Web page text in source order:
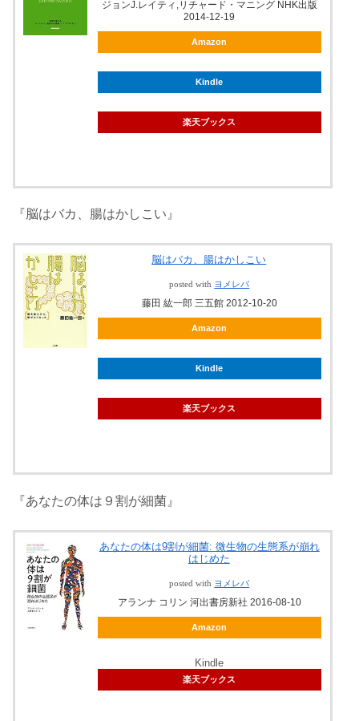
ジョンJ.レイティ,リチャード・マニング NHK出版
2014-12-19
Amazon
Kindle
楽天ブックス
『脳はバカ、腸はかしこい』
脳はバカ、腸はかしこい
posted with ヨメレバ
藤田 紘一郎 三五館 2012-10-20
Amazon
Kindle
楽天ブックス
『あなたの体は９割が細菌』
あなたの体は9割が細菌: 微生物の生態系が崩れ
はじめた
posted with ヨメレバ
アランナ コリン 河出書房新社 2016-08-10
Amazon
Kindle
楽天ブックス